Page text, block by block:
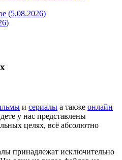
(5.08.2026)
и сериалы а также онлайн
у нас представлены
целях, всё абсолютно
принадлежат исключительно